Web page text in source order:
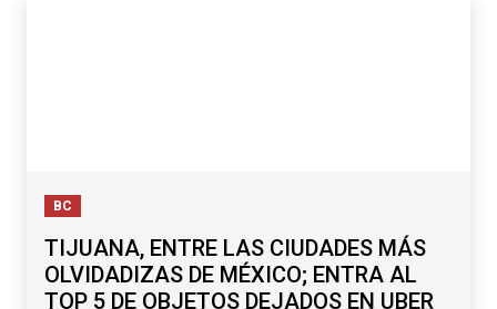
BC
TIJUANA, ENTRE LAS CIUDADES MÁS
OLVIDADIZAS DE MÉXICO; ENTRA AL
TOP 5 DE OBJETOS DEJADOS EN UBER